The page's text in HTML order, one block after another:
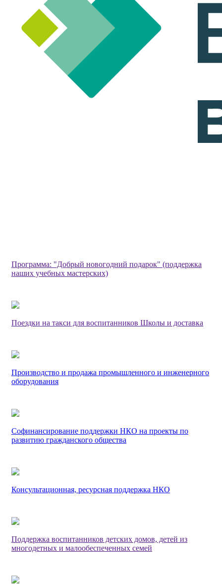
Программа: "Добрый новогодний подарок" (поддержка
наших учебных мастерских)
Поездки на такси для воспитанников Школы и доставка
Производство и продажа промышленного и инженерного
оборудования
Софинансирование поддержки НКО на проекты по
развитию гражданского общества
Консультационная, ресурсная поддержка НКО
Поддержка воспитанников детских домов, детей из
многодетных и малообеспеченных семей